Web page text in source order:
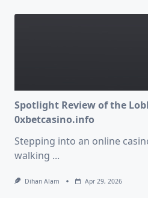
Spotlight Review of the
0xbetcasino.info
Stepping into an online
walking ...
Dihan Alam Apr 29, 2026